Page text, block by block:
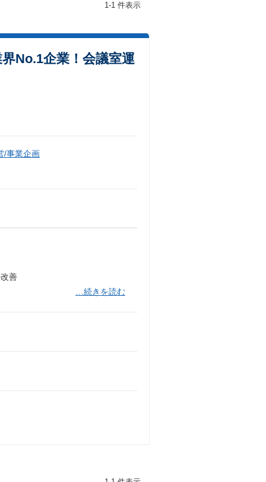
1-1 件表示
No.1企業！会議室運
/事業企画
善
…続きを読む